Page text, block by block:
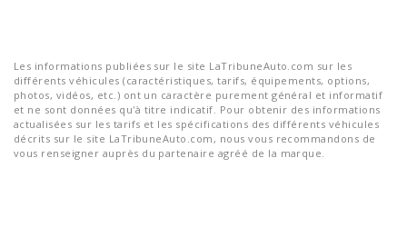
Les informations publiées sur le site LaTribuneAuto.com sur les
différents véhicules (caractéristiques, tarifs, équipements, options,
photos, vidéos, etc.) ont un caractère purement général et informatif
et ne sont données qu'à titre indicatif. Pour obtenir des informations
actualisées sur les tarifs et les spécifications des différents véhicules
décrits sur le site LaTribuneAuto.com, nous vous recommandons de
vous renseigner auprès du partenaire agréé de la marque.